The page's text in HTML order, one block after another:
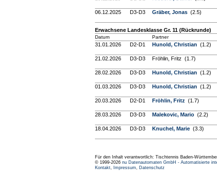
06.12.2025 D3-D3 Gräber, Jonas (2.5)
Erwachsene Landesklasse Gr. 11 (Rückrunde)
Datum Partner
31.01.2026 D2-D1 Hunold, Christian (1.2)
21.02.2026 D3-D3 Fröhlin, Fritz (1.7)
28.02.2026 D3-D3 Hunold, Christian (1.2)
01.03.2026 D3-D3 Hunold, Christian (1.2)
20.03.2026 D2-D1 Fröhlin, Fritz (1.7)
28.03.2026 D3-D3 Malekovic, Mario (2.2)
18.04.2026 D3-D3 Knuchel, Marie (3.3)
Für den Inhalt verantwortlich: Tischtennis Baden-
© 1999-2026 nu Datenautomaten GmbH - Automatisierte
Kontakt, Impressum, Datenschutz